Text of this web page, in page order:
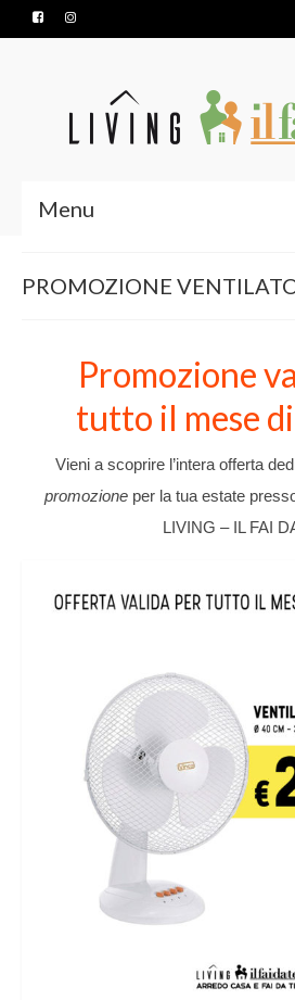
Menu
PRODOTTI
CONTATTI
PROMOZIONE
Promozione
tutto il mese
Vieni a scoprire l’intera offerta
promozioneper la tua estate
LIVING – IL FAI